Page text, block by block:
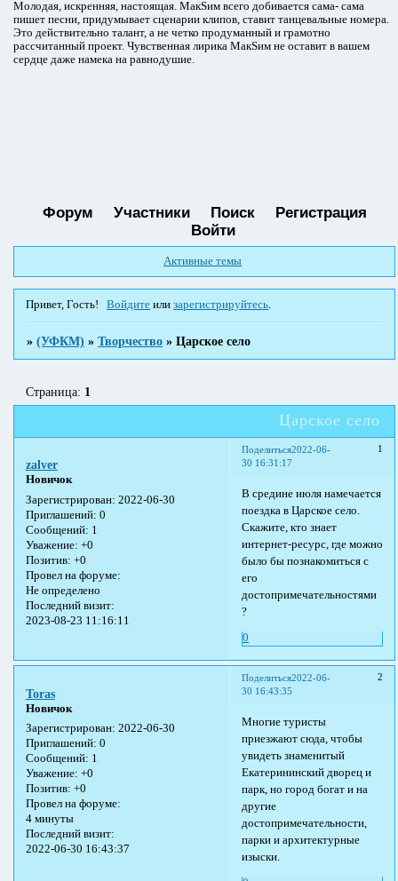
Молодая, искренняя, настоящая. МакSим всего добивается сама- сама
пишет песни, придумывает сценарии клипов, ставит танцевальные номера.
Это действительно талант, а не четко продуманный и грамотно
рассчитанный проект. Чувственная лирика МакSим не оставит в вашем
сердце даже намека на равнодушие.
Форум Участники Поиск
Регистрация
Войти
Активные темы
Привет, Гость! Войдите илизарегистрируйтесь
»(УФКМ) »Творчество »Царское село
Царское село
Страница: 1
Поделиться 1
2022-06-
30 16:31:17
zalver
Новичок
Зарегистрирован: 2022-06-30
Приглашений: 0
Сообщений: 1
Уважение: +0
Позитив: +0
Провел на форуме:
Не определено
Последний визит:
2023-08-23 11:16:11
В средине июля намечается
поездка в Царское село.
Скажите, кто знает
интернет-ресурс, где можно
было бы познакомиться с
его
достопримечательностями
?
0
Поделиться 2
2022-06-
30 16:43:35
Toras
Новичок
Зарегистрирован: 2022-06-30
Приглашений: 0
Сообщений: 1
Уважение: +0
Позитив: +0
Провел на форуме:
4 минуты
Последний визит:
2022-06-30 16:43:37
Многие туристы
приезжают сюда, чтобы
увидеть знаменитый
Екатерининский дворец и
парк, но город богат и на
другие
достопримечательности,
парки и архитектурные
изыски.